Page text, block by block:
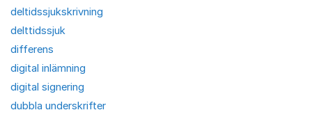
deltidssjukskrivning
delttidssjuk
differens
digital inlämning
digital signering
dubbla underskrifter